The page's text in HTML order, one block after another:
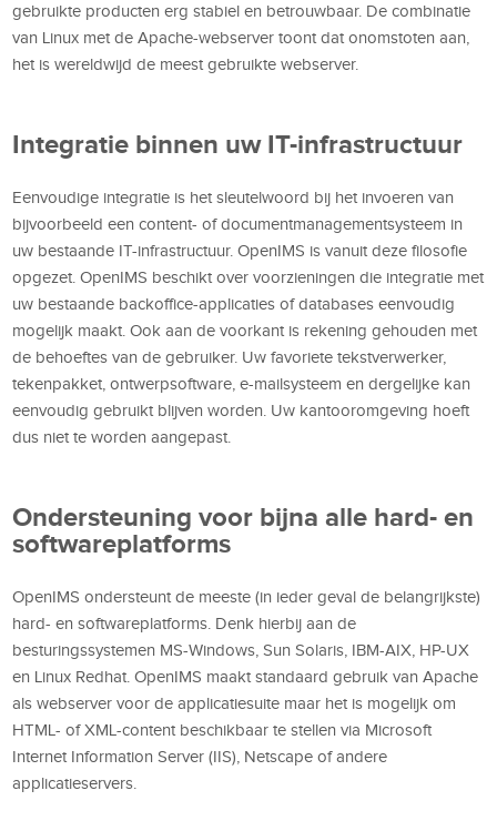
gebruikte producten erg stabiel en betrouwbaar. De combinatie
van Linux met de Apache-webserver toont dat onomstoten aan,
het is wereldwijd de meest gebruikte webserver.
Integratie binnen uw IT-infrastructuur
Eenvoudige integratie is het sleutelwoord bij het invoeren van
bijvoorbeeld een content- of documentmanagementsysteem in
uw bestaande IT-infrastructuur. OpenIMS is vanuit deze filosofie
opgezet. OpenIMS beschikt over voorzieningen die integratie met
uw bestaande backoffice-applicaties of databases eenvoudig
mogelijk maakt. Ook aan de voorkant is rekening gehouden met
de behoeftes van de gebruiker. Uw favoriete tekstverwerker,
tekenpakket, ontwerpsoftware, e-mailsysteem en dergelijke kan
eenvoudig gebruikt blijven worden. Uw kantooromgeving hoeft
dus niet te worden aangepast.
Ondersteuning voor bijna alle hard- en
softwareplatforms
OpenIMS ondersteunt de meeste (in ieder geval de belangrijkste)
hard- en softwareplatforms. Denk hierbij aan de
besturingssystemen MS-Windows, Sun Solaris, IBM-AIX, HP-UX
en Linux Redhat. OpenIMS maakt standaard gebruik van Apache
als webserver voor de applicatiesuite maar het is mogelijk om
HTML- of XML-content beschikbaar te stellen via Microsoft
Internet Information Server (IIS), Netscape of andere
applicatieservers.